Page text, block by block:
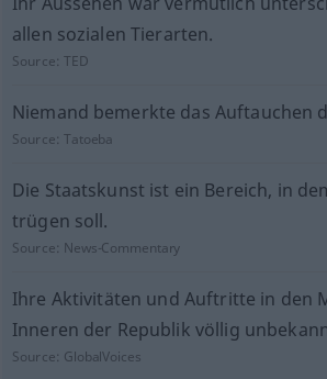
allen sozialen Tierarten.
Source:TED
Niemand bemerkte das Auftauchen
Source:Tatoeba
Die Staatskunst ist ein Bereich, in
trügen soll.
Source: News-Commentary
Ihre Aktivitäten und Auftritte in den
Inneren der Republik völlig
Source: GlobalVoices